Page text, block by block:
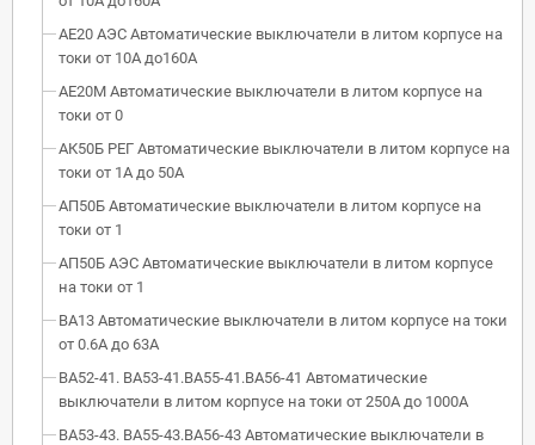
АЕ20 АЭС Автоматические выключатели в литом корпусе на
токи от 10А до160А
АЕ20М Автоматические выключатели в литом корпусе на
токи от 0
АК50Б РЕГ Автоматические выключатели в литом корпусе на
токи от 1А до 50А
АП50Б Автоматические выключатели в литом корпусе на
токи от 1
АП50Б АЭС Автоматические выключатели в литом корпусе
на токи от 1
ВА13 Автоматические выключатели в литом корпусе на токи
от 0.6А до 63А
ВА52-41. ВА53-41.ВА55-41.ВА56-41 Автоматические
выключатели в литом корпусе на токи от 250А до 1000А
ВА53-43. ВА55-43.ВА56-43 Автоматические выключатели в